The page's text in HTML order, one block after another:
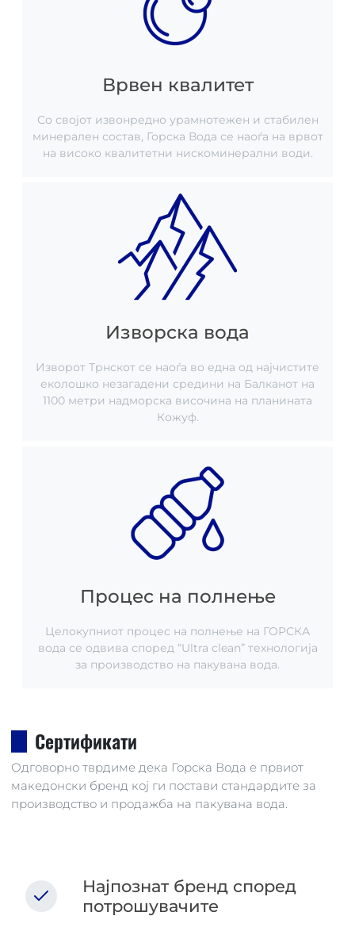
Врвен квалитет
Со својот извонредно урамнотежен и стабилен
минерален состав, Горска Вода се наоѓа на врвот
на високо квалитетни нискоминерални води.
Изворска вода
Изворот Трнскот се наоѓа во една од најчистите
еколошко незагадени средини на Балканот на
1100 метри надморска височина на планината
Кожуф.
Процес на полнење
Целокупниот процес на полнење на ГОРСКА
вода се одвива според “Ultra clean” технологија
за производство на пакувана вода.
Сертификати
Одговорно тврдиме дека Горска Вода е првиот
македонски бренд кој ги постави стандардите за
производство и продажба на пакувана вода.
Најпознат бренд според
потрошувачите